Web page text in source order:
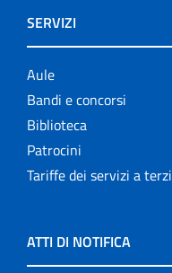
SERVIZI
Aule
Bandi e concorsi
Biblioteca
Patrocini
Tariffe dei servizi a terzi
ATTI DI NOTIFICA